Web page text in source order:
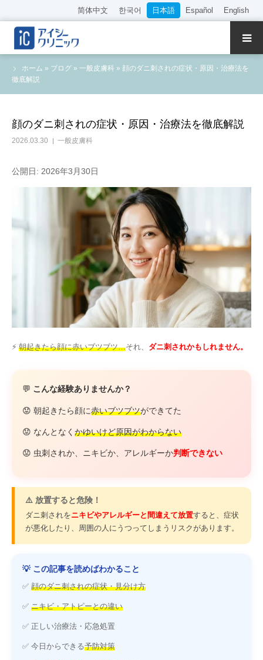
简体中文 한국어 日本語 Español English
ホーム » ブログ » 一般皮膚科 » 顔のダニ刺されの症状・原因・治療法を
徹底解説
顔のダニ刺されの症状・原因・治療法を徹底解説
2026.03.30 一般皮膚科
公開日: 2026年3月30日
⚡ 朝起きたら顔に赤いブツブツ…それ、 ダニ刺されかもしれません。
💬 こんな経験ありませんか？
😟 朝起きたら顔に赤いブツブツができてた
😟 なんとなく かゆいけど原因がわからない
😟 虫刺されか、ニキビか、アレルギーか判断できない
⚠️ 放置すると危険！
ダニ刺されをニキビやアレルギーと間違えて放置すると、症状
が悪化したり、周囲の人にうつってしまうリスクがあります。
💡 この記事を読めばわかること
✅ 顔のダニ刺されの症状・見分け方
✅ ニキビ・アトピーとの違い
✅ 正しい治療法・応急処置
✅ 今日からできる予防対策
クリニック紹介
診療内容
その他